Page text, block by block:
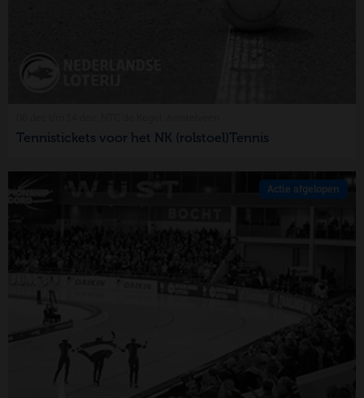
Tennistickets voor het NK (rolstoel)Tennis
Actie afgelopen